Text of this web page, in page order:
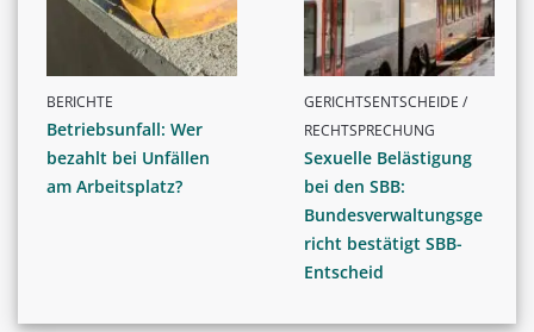
BERICHTE
Betriebsunfall: Wer
bezahlt bei Unfällen
am Arbeitsplatz?
GERICHTSENTSCHEIDE /
RECHTSPRECHUNG
Sexuelle Belästigung
bei den SBB:
Bundesverwaltungsge
richt bestätigt SBB-
Entscheid